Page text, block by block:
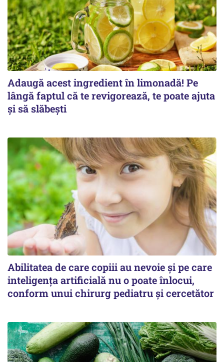
Adaugă acest ingredient în limonadă! Pe
lângă faptul că te revigorează, te poate ajuta
și să slăbești
Abilitatea de care copiii au nevoie și pe care
inteligența artificială nu o poate înlocui,
conform unui chirurg pediatru și cercetător